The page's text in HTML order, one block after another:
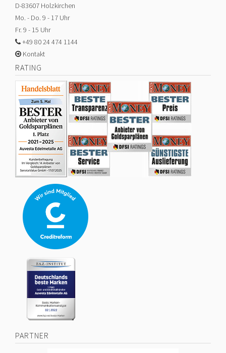
D-83607 Holzkirchen
Mo. - Do. 9 - 17 Uhr
Fr. 9 - 15 Uhr
+49 80 24 474 1144
Kontakt
RATING
PARTNER